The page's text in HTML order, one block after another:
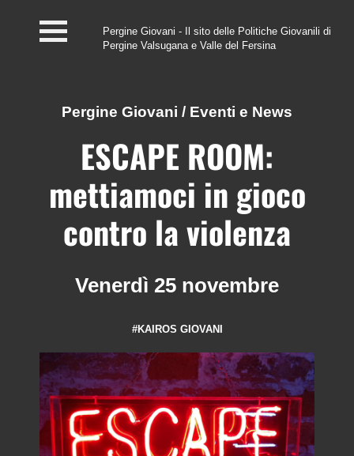
#InfoPoint
Centro #Kairos
PGZ Pergine e Valle
del Fersina
Eventi e News
Contatti
Pergine Giovani - Il sito delle Politiche Giovanili di
Pergine Valsugana e Valle del Fersina
Pergine Giovani / Eventi e News
ESCAPE ROOM:
mettiamoci in gioco
contro la violenza
Venerdì 25 novembre
#KAIROS GIOVANI